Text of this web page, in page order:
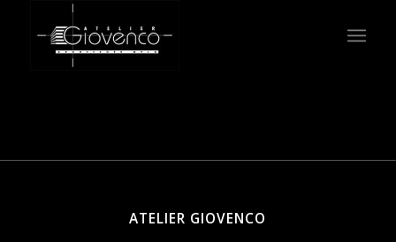
ATELIER GIOVENCO